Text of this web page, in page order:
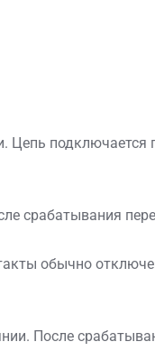
подключается
срабатывания
обычно
После